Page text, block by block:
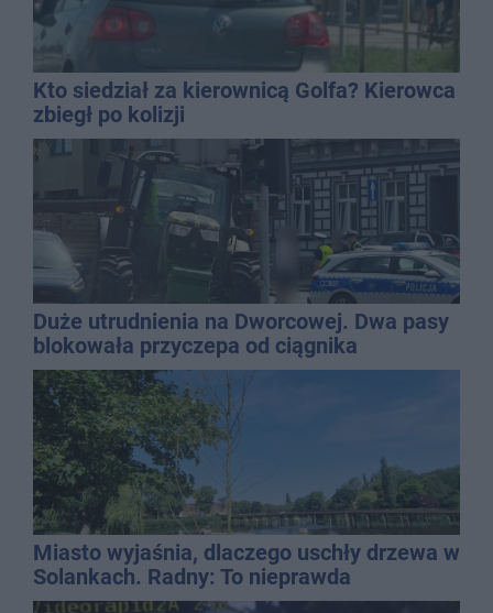
Kto siedział za kierownicą Golfa? Kierowca
zbiegł po kolizji
Duże utrudnienia na Dworcowej. Dwa pasy
blokowała przyczepa od ciągnika
Miasto wyjaśnia, dlaczego uschły drzewa w
Solankach. Radny: To nieprawda